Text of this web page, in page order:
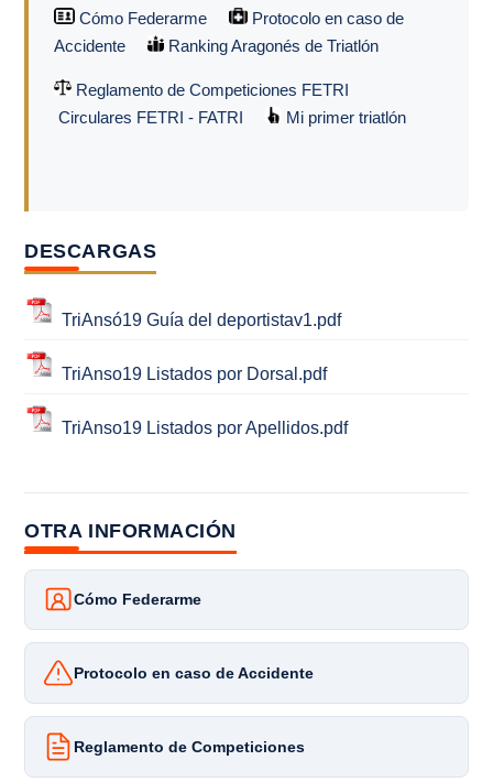
Cómo Federarme
Protocolo en caso de
Accidente
Ranking Aragonés de Triatlón
Reglamento de Competiciones FETRI
Circulares FETRI - FATRI
Mi primer triatlón
DESCARGAS
TriAnsó19 Guía del deportistav1.pdf
TriAnso19 Listados por Dorsal.pdf
TriAnso19 Listados por Apellidos.pdf
OTRA INFORMACIÓN
Cómo Federarme
Protocolo en caso de Accidente
Reglamento de Competiciones